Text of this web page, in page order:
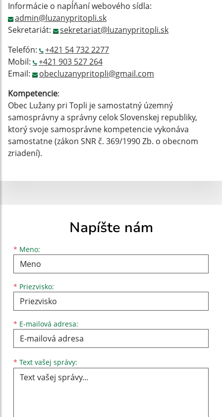
Informácie o napĺňaní webového sídla:
admin@luzanypritopli.sk
Sekretariát:
sekretariat@luzanypritopli.sk
Telefón:
+421 54 732 2277
Mobil:
+421 903 527 264
Email:
obecluzanypritopli@gmail.com
Kompetencie:
Obec Lužany pri Topli je samostatný územný
samosprávny a správny celok Slovenskej republiky,
ktorý svoje samosprávne kompetencie vykonáva
samostatne (zákon SNR č. 369/1990 Zb. o obecnom
zriadení).
Napíšte nám
* Meno:
Meno
* Priezvisko:
Priezvisko
* E-mailová adresa:
E-mailová adresa
* Text vašej správy: